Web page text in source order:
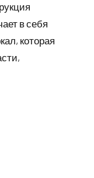
в себя
которая